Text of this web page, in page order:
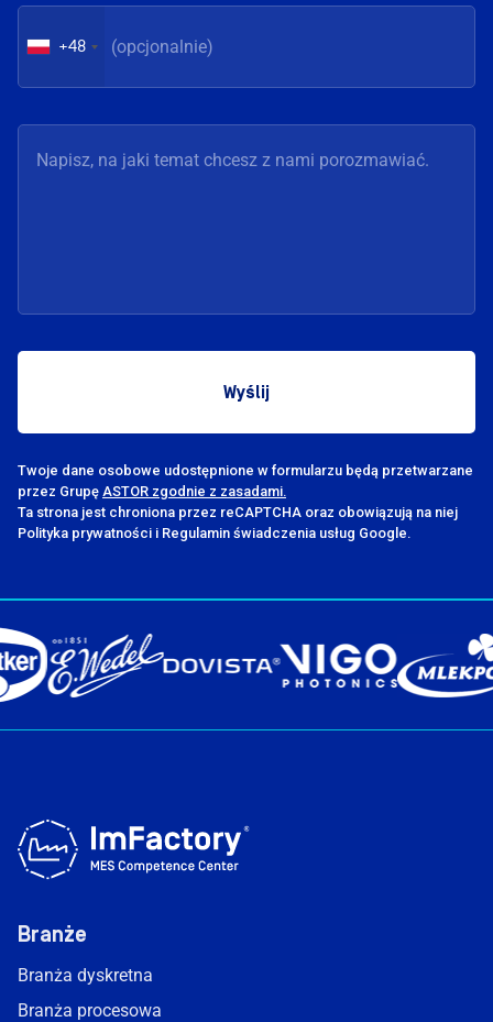
+48
Twoje dane osobowe udostępnione w formularzu będą przetwarzane
przez Grupę ASTOR zgodnie z zasadami.
Ta strona jest chroniona przez reCAPTCHA oraz obowiązują na niej
Polityka prywatności i Regulamin świadczenia usług Google.
Branże
Branża dyskretna
Branża procesowa